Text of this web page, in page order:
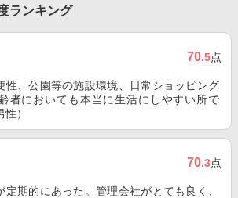
ランキング
70.5点
性、公園等の施設環境、日常ショッピング
者においても本当に生活にしやすい所で
）
70.3点
期的にあった。管理会社がとても良く、